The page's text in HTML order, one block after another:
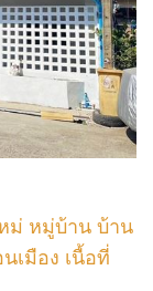
ม่ หมู่บ้าน บ้าน
เมือง เนื้อที่